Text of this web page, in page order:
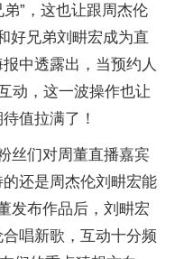
弟”，这也让跟周杰伦
好兄弟刘畊宏成为直
中透露出，当预约人
动，这一波操作也让
值拉满了！
丝们对周董直播嘉宾
还是周杰伦刘畊宏能
发布作品后，刘畊宏
唱新歌，互动十分频